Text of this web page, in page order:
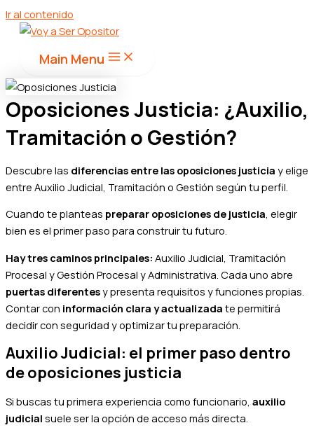
Ir al contenido
Main Menu
Oposiciones Justicia: ¿Auxilio,
Tramitación o Gestión?
Descubre las diferencias entre las oposiciones justicia y elige
entre Auxilio Judicial, Tramitación o Gestión según tu perfil.
Cuando te planteas preparar oposiciones de justicia, elegir
bien es el primer paso para construir tu futuro.
Hay tres caminos principales: Auxilio Judicial, Tramitación
Procesal y Gestión Procesal y Administrativa. Cada uno abre
puertas diferentesy presenta requisitos y funciones propias.
Contar con información clara y actualizada te permitirá
decidir con seguridad y optimizar tu preparación.
Auxilio Judicial: el primer paso dentro
de oposiciones justicia
Si buscas tu primera experiencia como funcionario, auxilio
judicial suele ser la opción de acceso más directa.